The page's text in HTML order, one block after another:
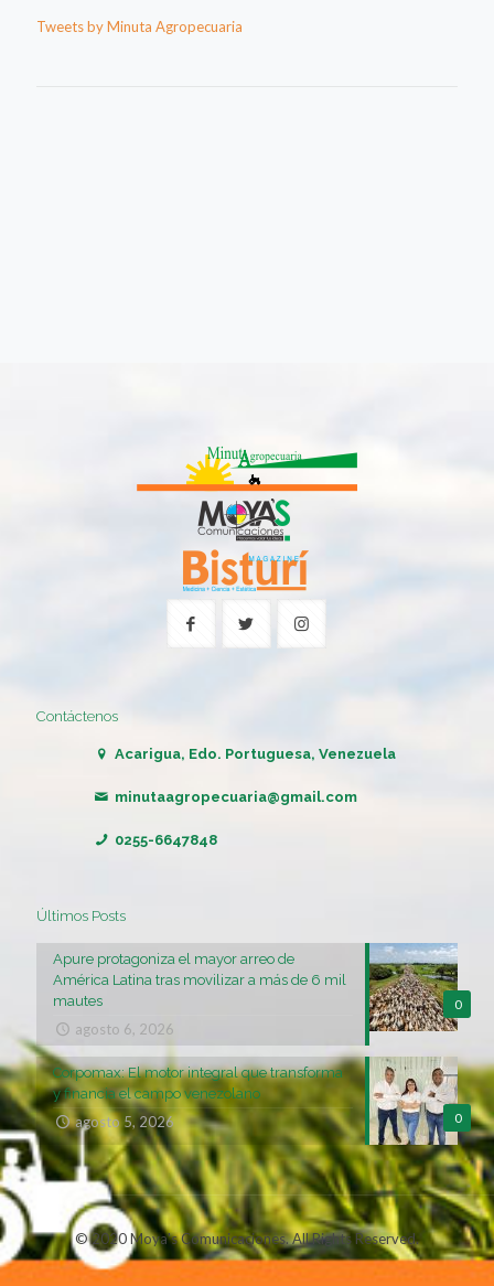
Tweets by Minuta Agropecuaria
Contáctenos
Acarigua, Edo. Portuguesa, Venezuela
minutaagropecuaria@gmail.com
0255-6647848
Últimos Posts
0
Apure protagoniza el mayor arreo de
América Latina tras movilizar a más de 6 mil
mautes
agosto 6, 2026
0
Corpomax: El motor integral que transforma
y financia el campo venezolano
agosto 5, 2026
© 2020 Moya's Comunicaciones. All Rights Reserved.